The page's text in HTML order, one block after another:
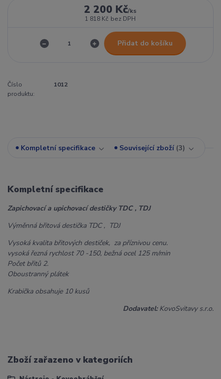
2 200 Kč/ks
1 818 Kč bez DPH
Přidat do košíku
Číslo
produktu:
1012
Kompletní specifikace Související zboží 3
Kompletní specifikace
Zapichovací a upichovací destičky TDC , TDJ
Výměnná břitová destička TDC , TDJ
Vysoká kvalita břitových destiček, za příznivou cenu.
vysoká řezná rychlost 70 -150, bežná ocel 125 m/min
Počet břitů 2.
Oboustranný plátek
Krabička obsahuje 10 kusů
Dodavatel:KovoSvitavy s.r.o.
Zboží zařazeno v kategoriích